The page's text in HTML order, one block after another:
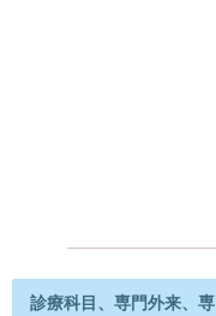
診療科目、専門外来、